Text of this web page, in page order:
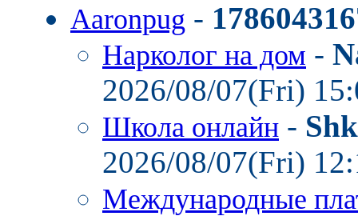
Aaronpug -
Нарколог на дом -
2026/08/07(Fri)
Школа онлайн -
2026/08/07(Fri)
Международные